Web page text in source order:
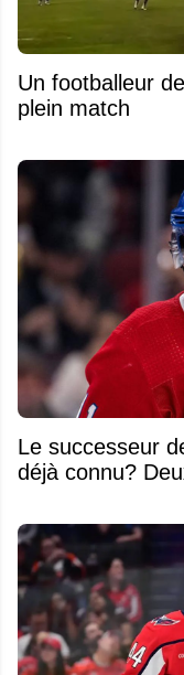
Un footballeur
plein match
Le successeur
déjà connu?